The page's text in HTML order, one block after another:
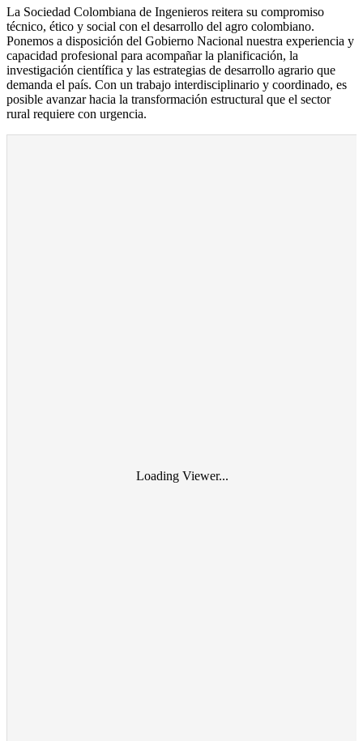
La Sociedad Colombiana de Ingenieros reitera su compromiso
técnico, ético y social con el desarrollo del agro colombiano.
Ponemos a disposición del Gobierno Nacional nuestra experiencia y
capacidad profesional para acompañar la planificación, la
investigación científica y las estrategias de desarrollo agrario que
demanda el país. Con un trabajo interdisciplinario y coordinado, es
posible avanzar hacia la transformación estructural que el sector
rural requiere con urgencia.
Loading Viewer...